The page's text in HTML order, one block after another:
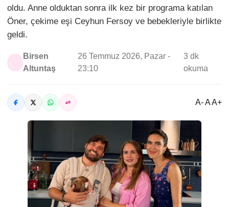
oldu. Anne olduktan sonra ilk kez bir programa katılan
Öner, çekime eşi Ceyhun Fersoy ve bebekleriyle birlikte
geldi.
Birsen
Altuntaş
26 Temmuz 2026, Pazar -
23:10
3 dk
okuma
A- A A+